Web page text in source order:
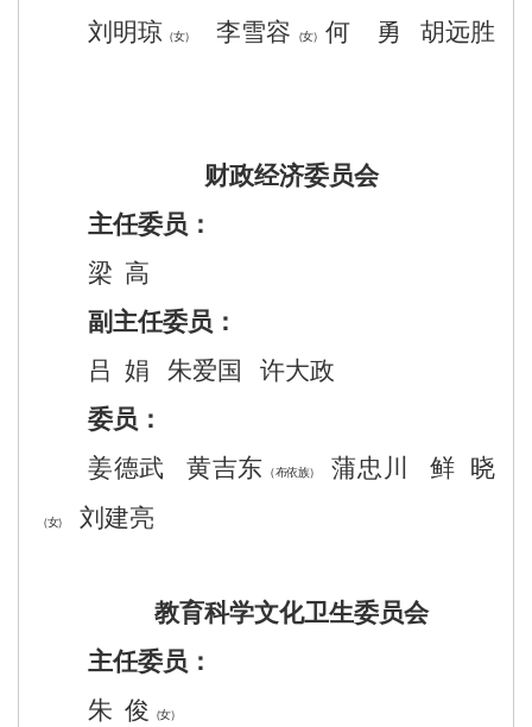
刘明琼 （女） 李雪容 （女） 何 勇 胡远胜
财政经济委员会
主任委员：
梁 高
副主任委员：
吕 娟 朱爱国
许大政
委员：
姜德武
黄吉东 （布依族） 蒲忠川 鲜 晓
（女） 刘建亮
教育科学文化卫生委员会
主任委员：
朱 俊 （女）